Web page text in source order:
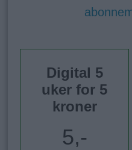
Digital 5
uker for 5
kroner
5,-